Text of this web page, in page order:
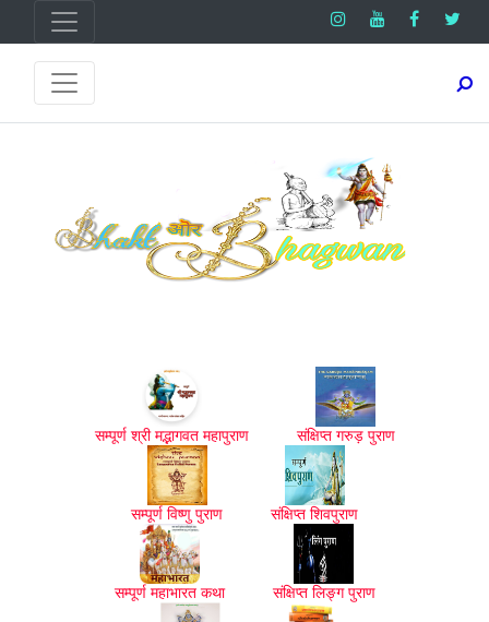
सम्पूर्ण श्री मद्भागवत महापुराण संक्षिप्त गरुड़ पुराण
सम्पूर्ण विष्णु पुराण संक्षिप्त शिवपुराण
सम्पूर्ण महाभारत कथा संक्षिप्त लिङ्ग पुराण